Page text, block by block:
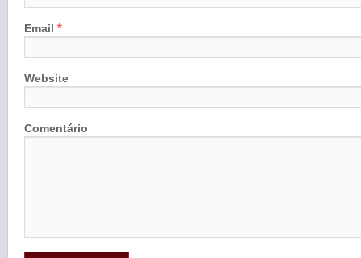
Email *
Website
Comentário